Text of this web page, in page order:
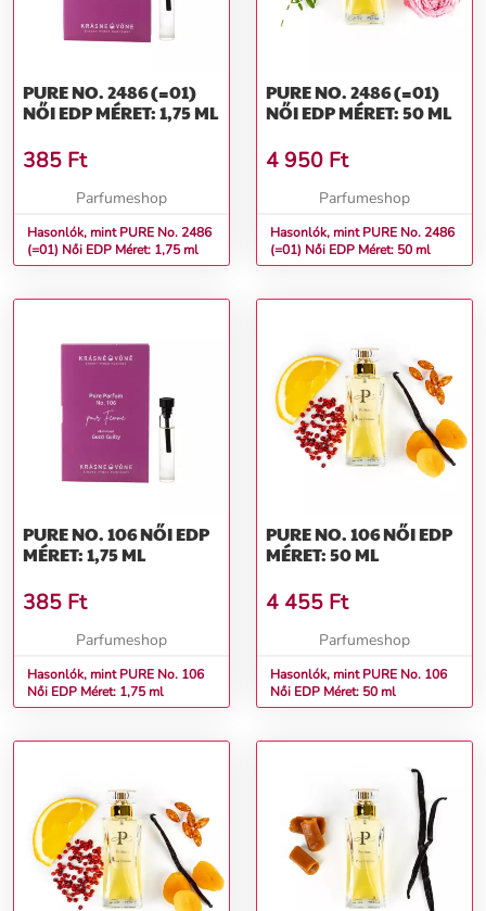
PURE NO. 2486 (=01)
NŐI EDP MÉRET: 1,75 ML
385 Ft
Parfumeshop
Hasonlók, mint PURE No. 2486
(=01) Női EDP Méret: 1,75 ml
PURE NO. 2486 (=01)
NŐI EDP MÉRET: 50 ML
4 950 Ft
Parfumeshop
Hasonlók, mint PURE No. 2486
(=01) Női EDP Méret: 50 ml
PURE NO. 106 NŐI EDP
MÉRET: 1,75 ML
385 Ft
Parfumeshop
Hasonlók, mint PURE No. 106
Női EDP Méret: 1,75 ml
PURE NO. 106 NŐI EDP
MÉRET: 50 ML
4 455 Ft
Parfumeshop
Hasonlók, mint PURE No. 106
Női EDP Méret: 50 ml